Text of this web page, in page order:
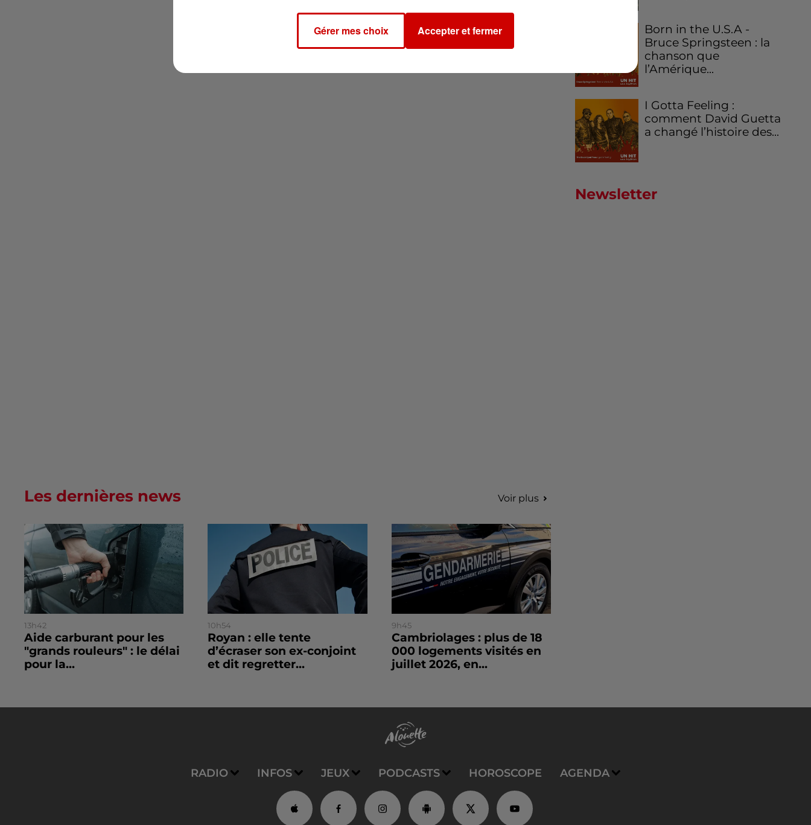
Born in the U.S.A -
Bruce Springsteen : la
chanson que
l’Amérique...
I Gotta Feeling :
comment David Guetta
a changé l’histoire des...
Newsletter
Les dernières news Voir plus
13h42
Aide carburant pour les
"grands rouleurs" : le délai
pour la...
10h54
Royan : elle tente
d’écraser son ex-conjoint
et dit regretter...
9h45
Cambriolages : plus de 18
000 logements visités en
juillet 2026, en...
RADIO INFOS JEUX PODCASTS HOROSCOPE AGENDA
Gérer mes choix Accepter et fermer